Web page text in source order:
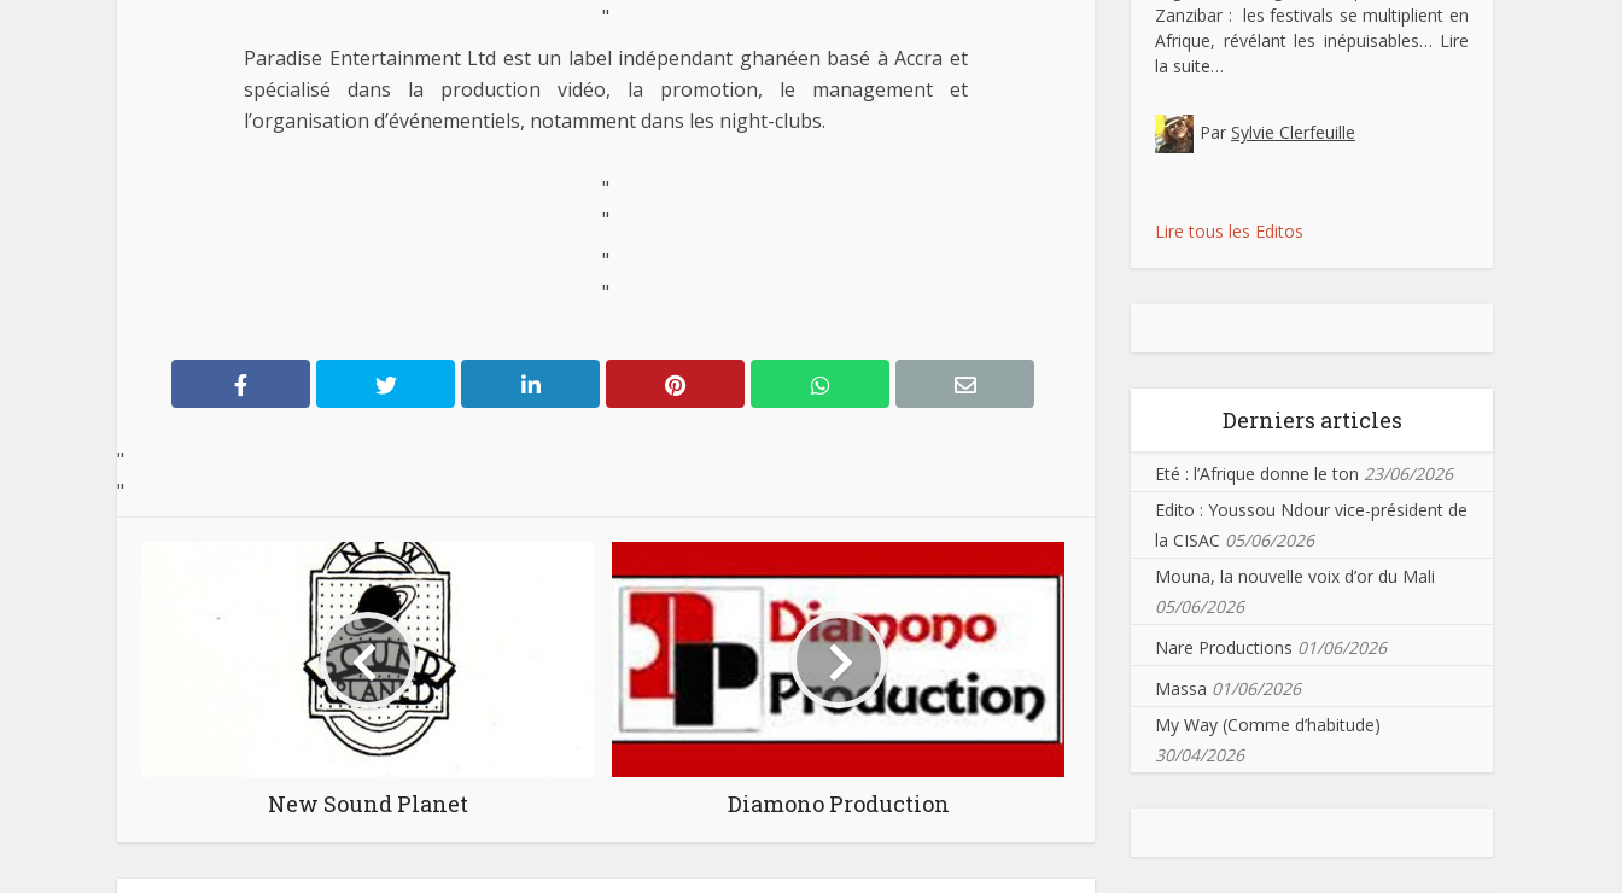
"
Paradise Entertainment Ltd est un label indépendant ghanéen basé à Accra et
spécialisé dans la production vidéo, la promotion, le management et
l’organisation d’événementiels, notamment dans les night-clubs.
"
"
"
"
"
"
New Sound Planet Diamono Production
Zanzibar : les festivals se multiplient en
Afrique, révélant les inépuisables… Lire
la suite…
Par Sylvie Clerfeuille
Lire tous les Editos
Derniers articles
Eté : l’Afrique donne le ton 23/06/2026
Edito : Youssou Ndour vice-président de
la CISAC 05/06/2026
Mouna, la nouvelle voix d’or du Mali
05/06/2026
Nare Productions 01/06/2026
Massa 01/06/2026
My Way (Comme d’habitude)
30/04/2026